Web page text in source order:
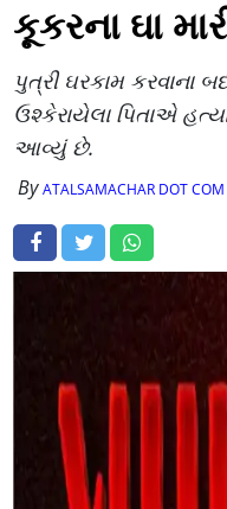
કૂકરના ઘા
પુત્રી ઘરકામ કરવાના
ઉશ્કેરાયેલા પિતાએ
આવ્યું છે.
ByATALSAMACHAR DOT COM